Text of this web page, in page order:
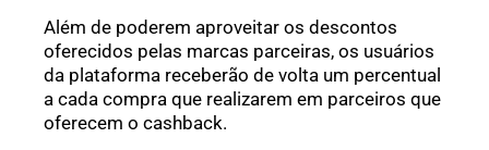
Além de poderem aproveitar os descontos
oferecidos pelas marcas parceiras, os usuários
da plataforma receberão de volta um percentual
a cada compra que realizarem em parceiros que
oferecem o cashback.